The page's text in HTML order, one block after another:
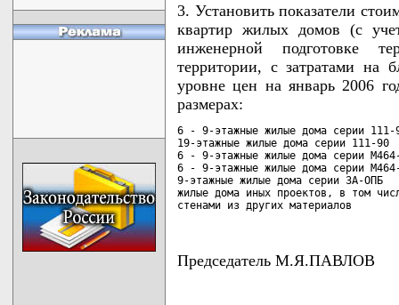
3. Установить показатели
квартир жилых домов (с
инженерной подготовке
территории, с затратами на
уровне цен на январь 2006
размерах:
6 - 9-этажные жилые дома серии
19-этажные жилые дома серии
6 - 9-этажные жилые дома серии
6 - 9-этажные жилые дома серии
9-этажные жилые дома серии 3А-
жилые дома иных проектов, в том
стенами из других материалов
Председатель М.Я.ПАВЛОВ